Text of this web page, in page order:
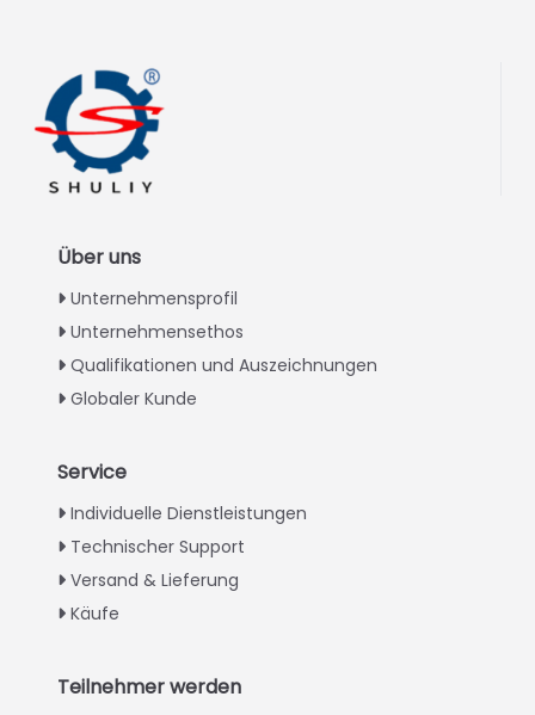
Über uns
Unternehmensprofil
Unternehmensethos
Qualifikationen und Auszeichnungen
Globaler Kunde
Service
Individuelle Dienstleistungen
Technischer Support
Versand & Lieferung
Käufe
Teilnehmer werden